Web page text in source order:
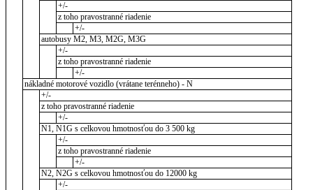
+/-
z toho pravostranné riadenie
+/-
autobusy M2, M3, M2G, M3G
+/-
z toho pravostranné riadenie
+/-
nákladné motorové vozidlo (vrátane terénneho) - N
+/-
z toho pravostranné riadenie
+/-
N1, N1G s celkovou hmotnosťou do 3 500 kg
+/-
z toho pravostranné riadenie
+/-
N2, N2G s celkovou hmotnosťou do 12000 kg
+/-